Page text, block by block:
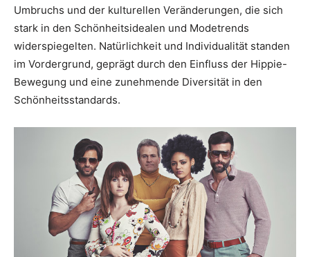
Umbruchs und der kulturellen Veränderungen, die sich
stark in den Schönheitsidealen und Modetrends
widerspiegelten. Natürlichkeit und Individualität standen
im Vordergrund, geprägt durch den Einfluss der Hippie-
Bewegung und eine zunehmende Diversität in den
Schönheitsstandards.